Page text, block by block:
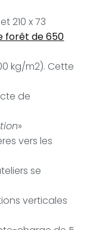
210 x 73
forêt de 650
kg/m2). Cette
de
»
vers les
se
verticales